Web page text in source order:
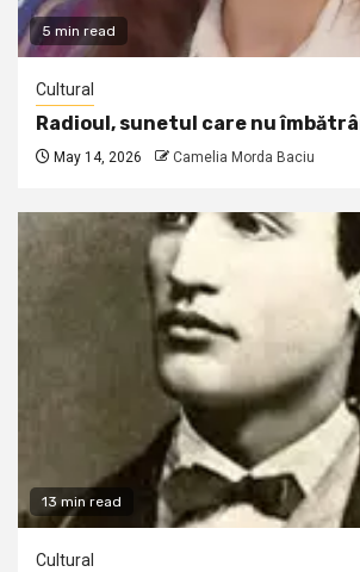
5 min read
Cultural
Radioul, sunetul care nu
May 14, 2026 Camelia Morda Baciu
13 min read
Cultural